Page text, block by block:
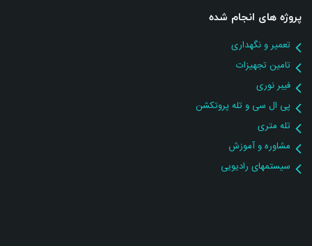
پروژه های انجام شده
تعمیر و نگهداری
تامین تجهیزات
فیبر نوری
پی ال سی و تله پروتکشن
تله متری
مشاوره و آموزش
سیستمهای رادیویی